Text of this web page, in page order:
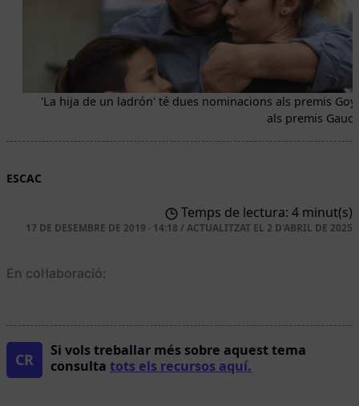
'La hija de un ladrón' té dues nominacions als premis
als premis
ESCAC
Temps de lectura: 4 minut(s)
17 DE DESEMBRE DE 2019 · 14:18 /ACTUALITZAT EL 2 D'ABRIL DE 2025
En col·laboració:
CR
Si vols treballar més sobre aquest tema
consulta tots els recursos aquí.